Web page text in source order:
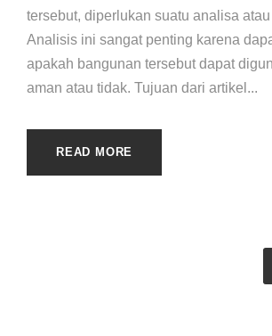
tersebut, diperlukan suatu analisa
Analisis ini sangat penting karena
apakah bangunan tersebut dapat
aman atau tidak. Tujuan dari artikel...
READ MORE